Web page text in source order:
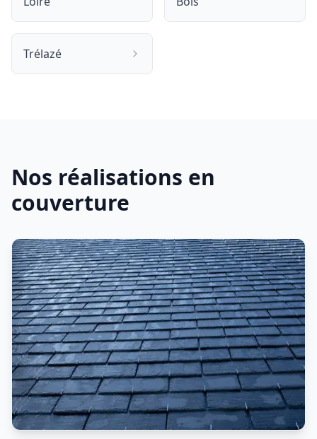
Trélazé
Nos réalisations en
couverture